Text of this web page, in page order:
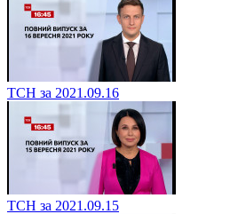
ТСН за 2021.09.16
ТСН за 2021.09.15